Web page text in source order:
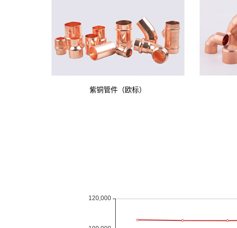
紫铜管件（欧标）